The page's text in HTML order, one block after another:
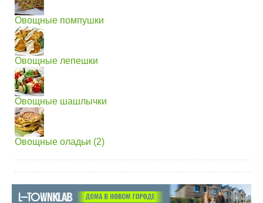
Овощные помпушки
Овощные лепешки
Овощные шашлычки
Овощные оладьи (2)